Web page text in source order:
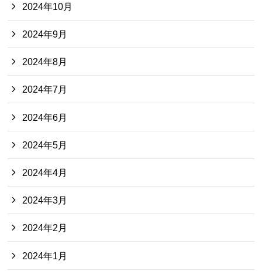
2024年10月
2024年9月
2024年8月
2024年7月
2024年6月
2024年5月
2024年4月
2024年3月
2024年2月
2024年1月